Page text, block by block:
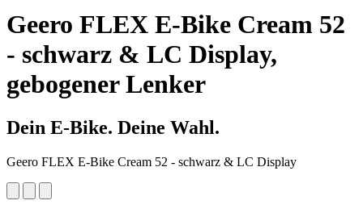
Geero FLEX E-Bike Cream 52
- schwarz & LC Display,
gebogener Lenker
Dein E-Bike. Deine Wahl.
Geero FLEX E-Bike Cream 52 - schwarz & LC Display